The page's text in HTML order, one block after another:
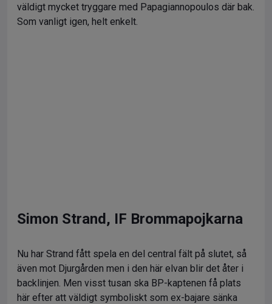
väldigt mycket tryggare med Papagiannopoulos där bak.
Som vanligt igen, helt enkelt.
Simon Strand, IF Brommapojkarna
Nu har Strand fått spela en del central fält på slutet, så
även mot Djurgården men i den här elvan blir det åter i
backlinjen. Men visst tusan ska BP-kaptenen få plats
här efter att väldigt symboliskt som ex-bajare sänka